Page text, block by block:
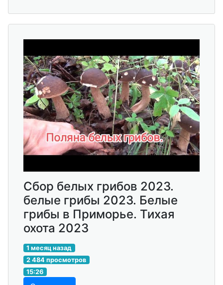
Сбор белых грибов 2023.
белые грибы 2023. Белые
грибы в Приморье. Тихая
охота 2023
1 месяц назад
2 484 просмотров
15:26